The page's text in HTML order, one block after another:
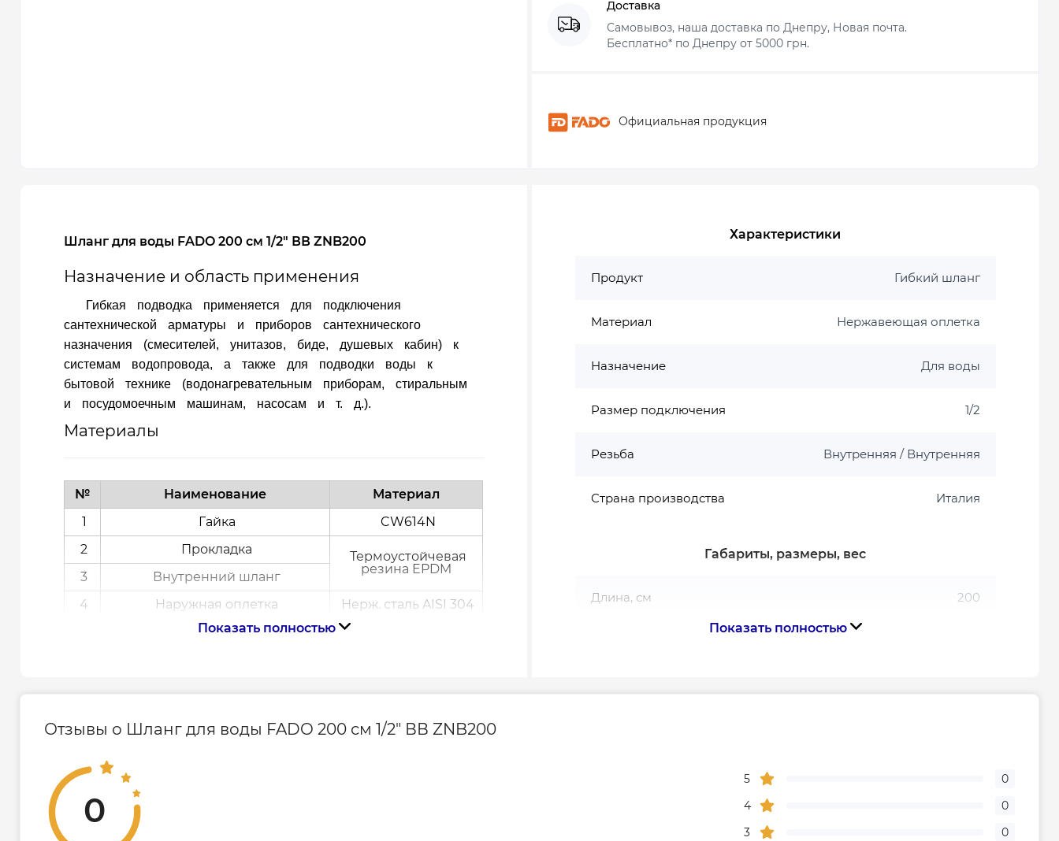
Доставка
Самовывоз, наша доставка по Днепру, Новая почта.
Бесплатно* по Днепру от 5000 грн.
Официальная продукция
Шланг для воды FADO 200 см 1/2" ВВ ZNB200
Назначение и область применения
Гибкая подводка применяется для подключения
сантехнической арматуры и приборов сантехнического
назначения (смесителей, унитазов, биде, душевых кабин) к
системам водопровода, а также для подводки воды к
бытовой технике (водонагревательным приборам, стиральным
и посудомоечным машинам, насосам и т. д.).
Материалы
№ Наименование
Материал
1
Гайка
CW614N
2
Прокладка
Термоустойчевая
резина EPDM
3
Внутренний шланг
4
Наружная оплетка
Нерж. сталь AISI 304
Штуцер
Технические характеристики
№
Показать полностью
Характеристики
Продукт Гибкий шланг
Материал Нержавеющая оплетка
Назначение Для воды
Размер подключения 1/2
Резьба Внутренняя / Внутренняя
Страна производства Италия
Габариты, размеры, вес
Длина, см 200
Показать полностью
Отзывы о Шланг для воды FADO 200 см 1/2" ВВ ZNB200
0
5
0
4
0
3
0